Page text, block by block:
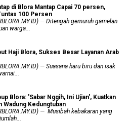
di Blora Mantap Capai 70 persen,
100 Persen
— Ditengah gemuruh gamelan
warga...
Haji Blora, Sukses Besar Layanan Arab
— Suasana haru biru dan isak
Blora: ​'Sabar Nggih, Ini Ujian', Kuatkan
Wadung Kedungtuban
— Musibah kebakaran yang